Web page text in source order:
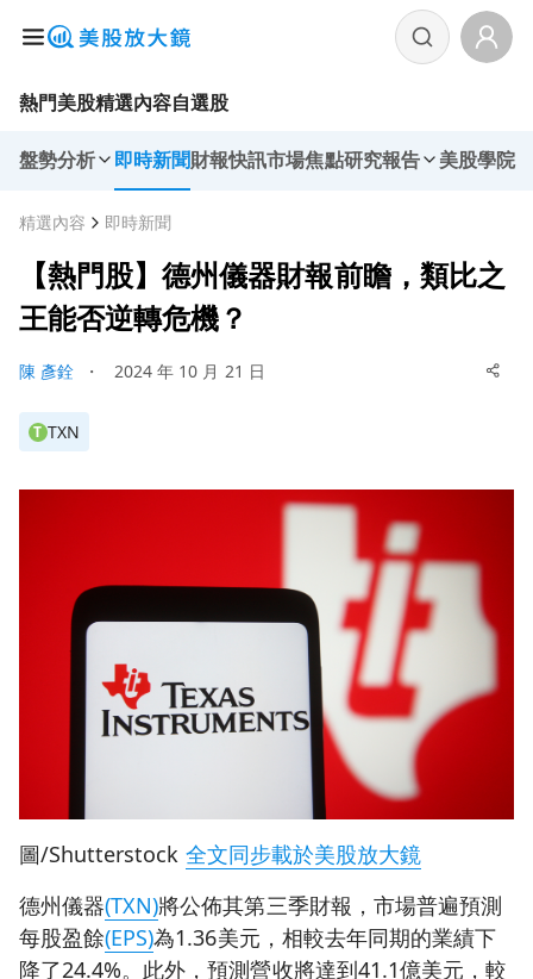
熱門美股精選內容自選股
盤勢分析 即時新聞財報快訊市場焦點研究報告 美股學院
精選內容 即時新聞
【熱門股】德州儀器財報前瞻，類比之
王能否逆轉危機？
陳 彥銓 ・ 2024 年 10 月 21 日
T TXN
圖/Shutterstock 全文同步載於美股放大鏡
德州儀器(TXN)將公佈其第三季財報，市場普遍預測
每股盈餘(EPS)為1.36美元，相較去年同期的業績下
降了24.4%。此外，預測營收將達到41.1億美元，較